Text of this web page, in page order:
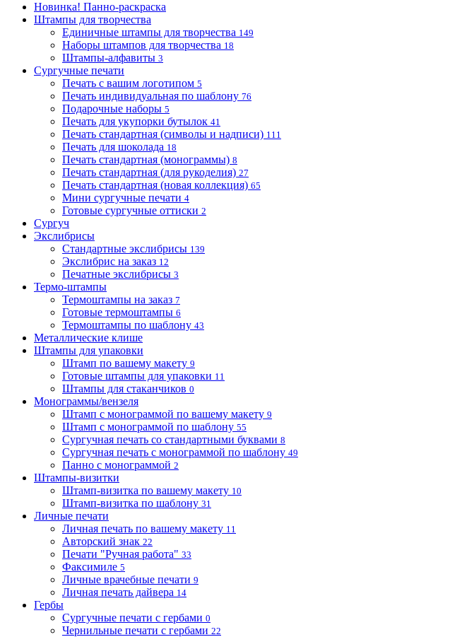
Новинка! Панно-раскраска
Штампы для творчества
Единичные штампы для творчества 149
Наборы штампов для творчества 18
Штампы-алфавиты 3
Сургучные печати
Печать с вашим логотипом 5
Печать индивидуальная по шаблону 76
Подарочные наборы 5
Печать для укупорки бутылок 41
Печать стандартная (символы и надписи) 111
Печать для шоколада 18
Печать стандартная (монограммы) 8
Печать стандартная (для рукоделия) 27
Печать стандартная (новая коллекция) 65
Мини сургучные печати 4
Готовые сургучные оттиски 2
Сургуч
Экслибрисы
Стандартные экслибрисы 139
Экслибрис на заказ 12
Печатные экслибрисы 3
Термо-штампы
Термоштампы на заказ 7
Готовые термоштампы 6
Термоштампы по шаблону 43
Металлические клише
Штампы для упаковки
Штамп по вашему макету 9
Готовые штампы для упаковки 11
Штампы для стаканчиков 0
Монограммы/вензеля
Штамп с монограммой по вашему макету 9
Штамп с монограммой по шаблону 55
Сургучная печать со стандартными буквами 8
Сургучная печать с монограммой по шаблону 49
Панно с монограммой 2
Штампы-визитки
Штамп-визитка по вашему макету 10
Штамп-визитка по шаблону 31
Личные печати
Личная печать по вашему макету 11
Авторский знак 22
Печати "Ручная работа" 33
Факсимиле 5
Личные врачебные печати 9
Личная печать дайвера 14
Гербы
Сургучные печати с гербами 0
Чернильные печати с гербами 22